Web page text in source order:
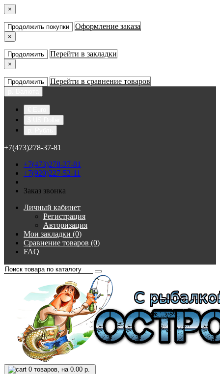
×
Продолжить покупки Оформление заказа
×
Продолжить Перейти в закладки
×
Продолжить Перейти в сравнение товаров
+7(473)278-37-81
+7(473)278-37-81
+7(920)227-52-11
Заказ звонка
Личный кабинет
Регистрация
Авторизация
Мои закладки (0)
Сравнение товаров (0)
FAQ
0 товаров, на 0.00 р.